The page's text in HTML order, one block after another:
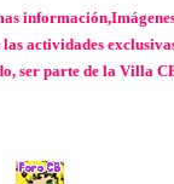
actividades
ser parte de la Villa